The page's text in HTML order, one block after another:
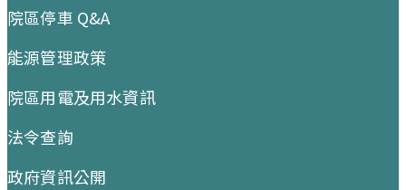
院區停車 Q&A
能源管理政策
院區用電及用水資訊
法令查詢
政府資訊公開